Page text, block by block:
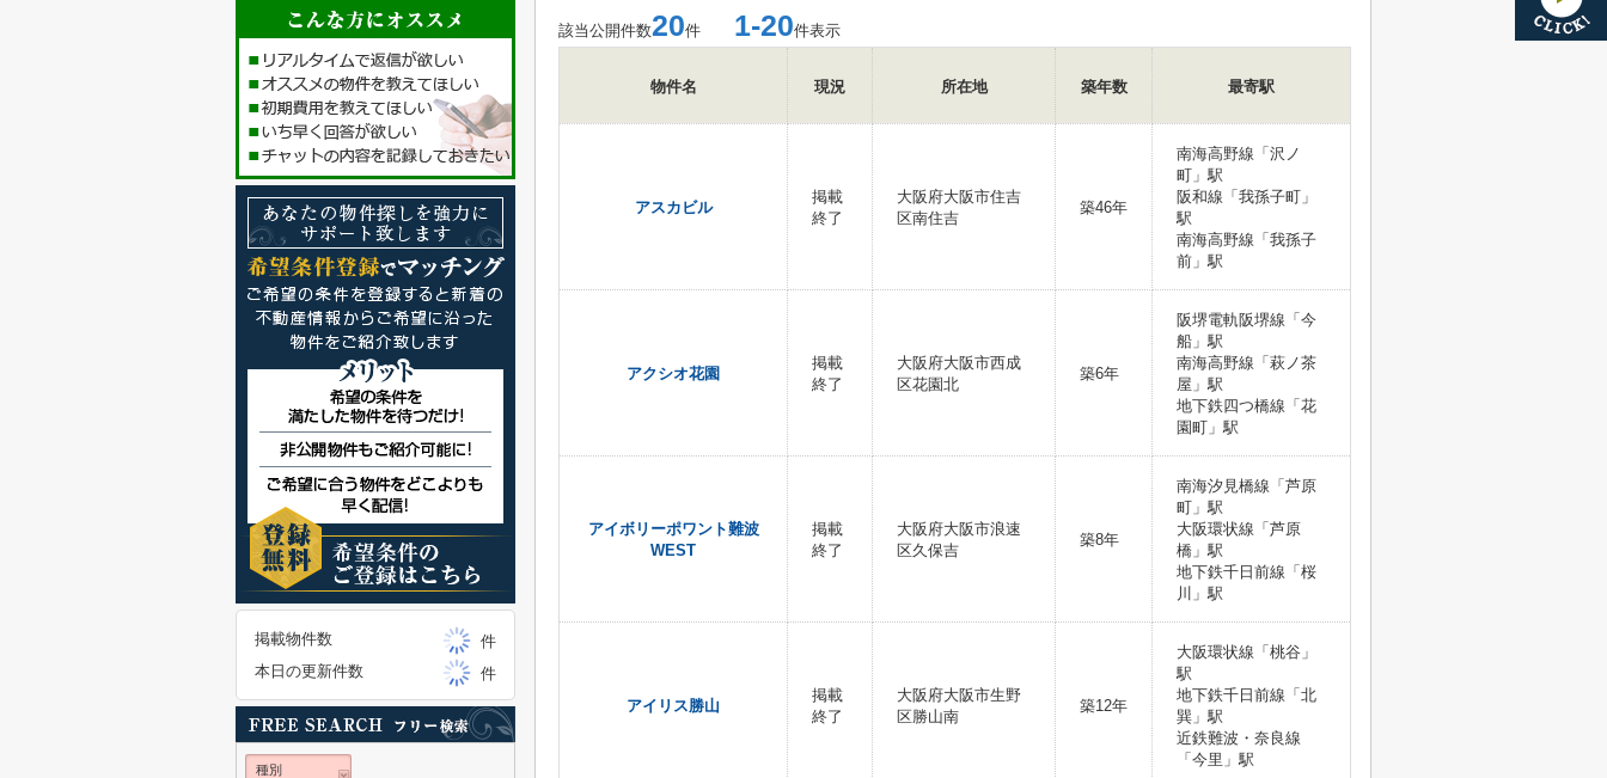
該当公開件数20件 1-20件表示
物件名 現況 所在地 築年数 最寄駅
アスカビル
掲載
終了
大阪府大阪市住吉
区南住吉
築46年
南海高野線「沢ノ
町」駅
阪和線「我孫子町」
駅
南海高野線「我孫子
前」駅
アクシオ花園
掲載
終了
大阪府大阪市西成
区花園北
築6年
阪堺電軌阪堺線「今
船」駅
南海高野線「萩ノ茶
屋」駅
地下鉄四つ橋線「花
園町」駅
アイボリーポワント難波
WEST
掲載
終了
大阪府大阪市浪速
区久保吉
築8年
南海汐見橋線「芦原
町」駅
大阪環状線「芦原
橋」駅
地下鉄千日前線「桜
川」駅
アイリス勝山
掲載
終了
大阪府大阪市生野
区勝山南
築12年
大阪環状線「桃谷」
駅
地下鉄千日前線「北
巽」駅
近鉄難波・奈良線
「今里」駅
掲載物件数
件
本日の更新件数
件
種別